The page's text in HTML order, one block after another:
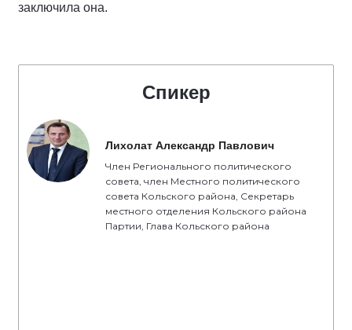
заключила она.
Спикер
Лихолат Александр Павлович
Член Регионального политического
совета, член Местного политического
совета Кольского района, Секретарь
местного отделения Кольского района
Партии, Глава Кольского района